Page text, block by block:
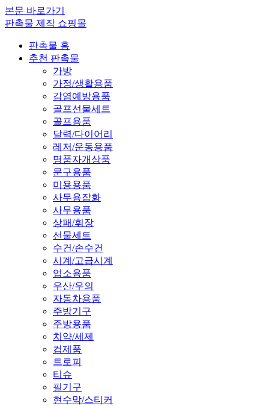
본문 바로가기
판촉물 제작 쇼핑몰
판촉물 홈
추천 판촉물
가방
가정/생활용품
감염예방용품
골프선물세트
골프용품
달력/다이어리
레저/운동용품
명품자개상품
문구용품
미용용품
사무용잡화
사무용품
상패/휘장
선물세트
수건/손수건
시계/고급시계
업소용품
우산/우의
자동차용품
주방기구
주방용품
치약/세제
컵제품
트로피
티슈
필기구
현수막/스티커